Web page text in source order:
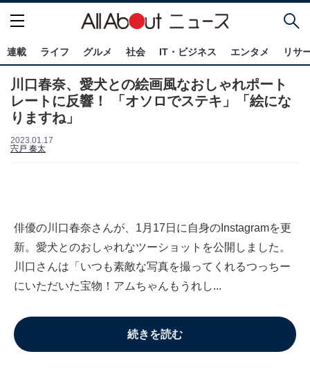
連載 ライフ グルメ 社会 IT・ビジネス エンタメ リサ
川口春奈、愛犬との絵画風なおしゃれポート
レートに反響！ 「オソロでステキ」「絵にな
りますね」
2023.01.17
宍戸 奏太
俳優の川口春奈さんが、1月17日に自身のInstagramを更
新。愛犬とのおしゃれなツーショットを公開しました。
川口さんは「いつも素敵な写真を撮ってくれるつっちー
にいただいた宝物！アムちゃんもうれし...
続きを読む